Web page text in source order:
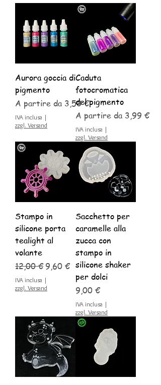
Aurora goccia di
pigmento
A partire da 3,50 €
Prezzo scontato
IVA inclusa |
zzgl. Versand
Caduta
fotocromatica
del pigmento
A partire da 3,99 €
Prezzo scontato
IVA inclusa |
zzgl. Versand
Stampo in
silicone porta
tealight al
volante
Prezzo regolare
12,00 € Prezzo scontato
9,60 €
IVA inclusa |
zzgl. Versand
Sacchetto per
caramelle alla
zucca con
stampo in
silicone shaker
per dolci
Prezzo
9,00 €
IVA inclusa |
zzgl. Versand